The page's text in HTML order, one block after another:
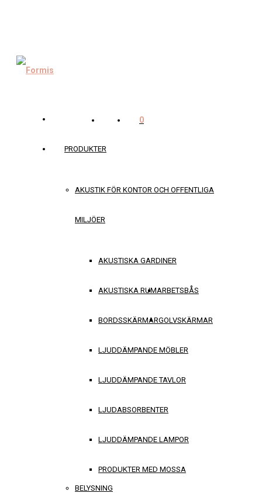
PRODUKTER
AKUSTIK FÖR KONTOR OCH OFFENTLIGA
MILJÖER
AKUSTISKA GARDINER
AKUSTISKA RUMARBETSBÅS
BORDSSKÄRMARGOLVSKÄRMAR
LJUDDÄMPANDE MÖBLER
LJUDDÄMPANDE TAVLOR
LJUDABSORBENTER
LJUDDÄMPANDE LAMPOR
PRODUKTER MED MOSSA
BELYSNING
0